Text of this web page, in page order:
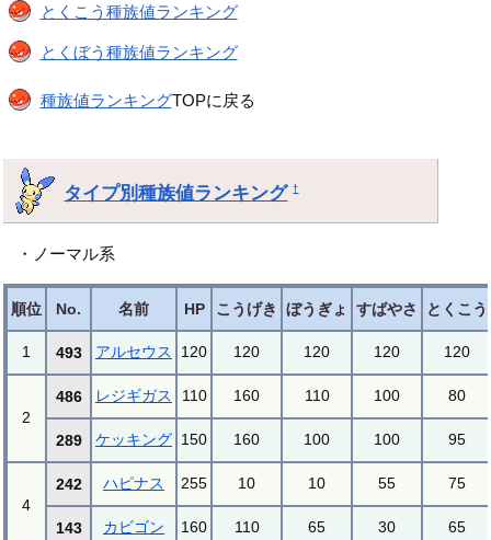
とくこう種族値ランキング
とくぼう種族値ランキング
種族値ランキングTOPに戻る
タイプ別種族値ランキング †
・ノーマル系
順位 No. 名前 HP こうげき ぼうぎょ すばやさ とくこう
1 493 アルセウス 120 120 120 120 120
2
486 レジギガス 110 160 110 100 80
289 ケッキング 150 160 100 100 95
4
242 ハピナス 255 10 10 55 75
143 カビゴン 160 110 65 30 65